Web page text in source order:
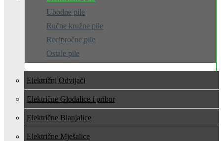
Ubodne pile
Ručne kružne pile
Recipročne pile
Ostale pile
Električni Odvijači
Električne Glodalice i pribor
Električne Blanjalice
Električne Mješalice